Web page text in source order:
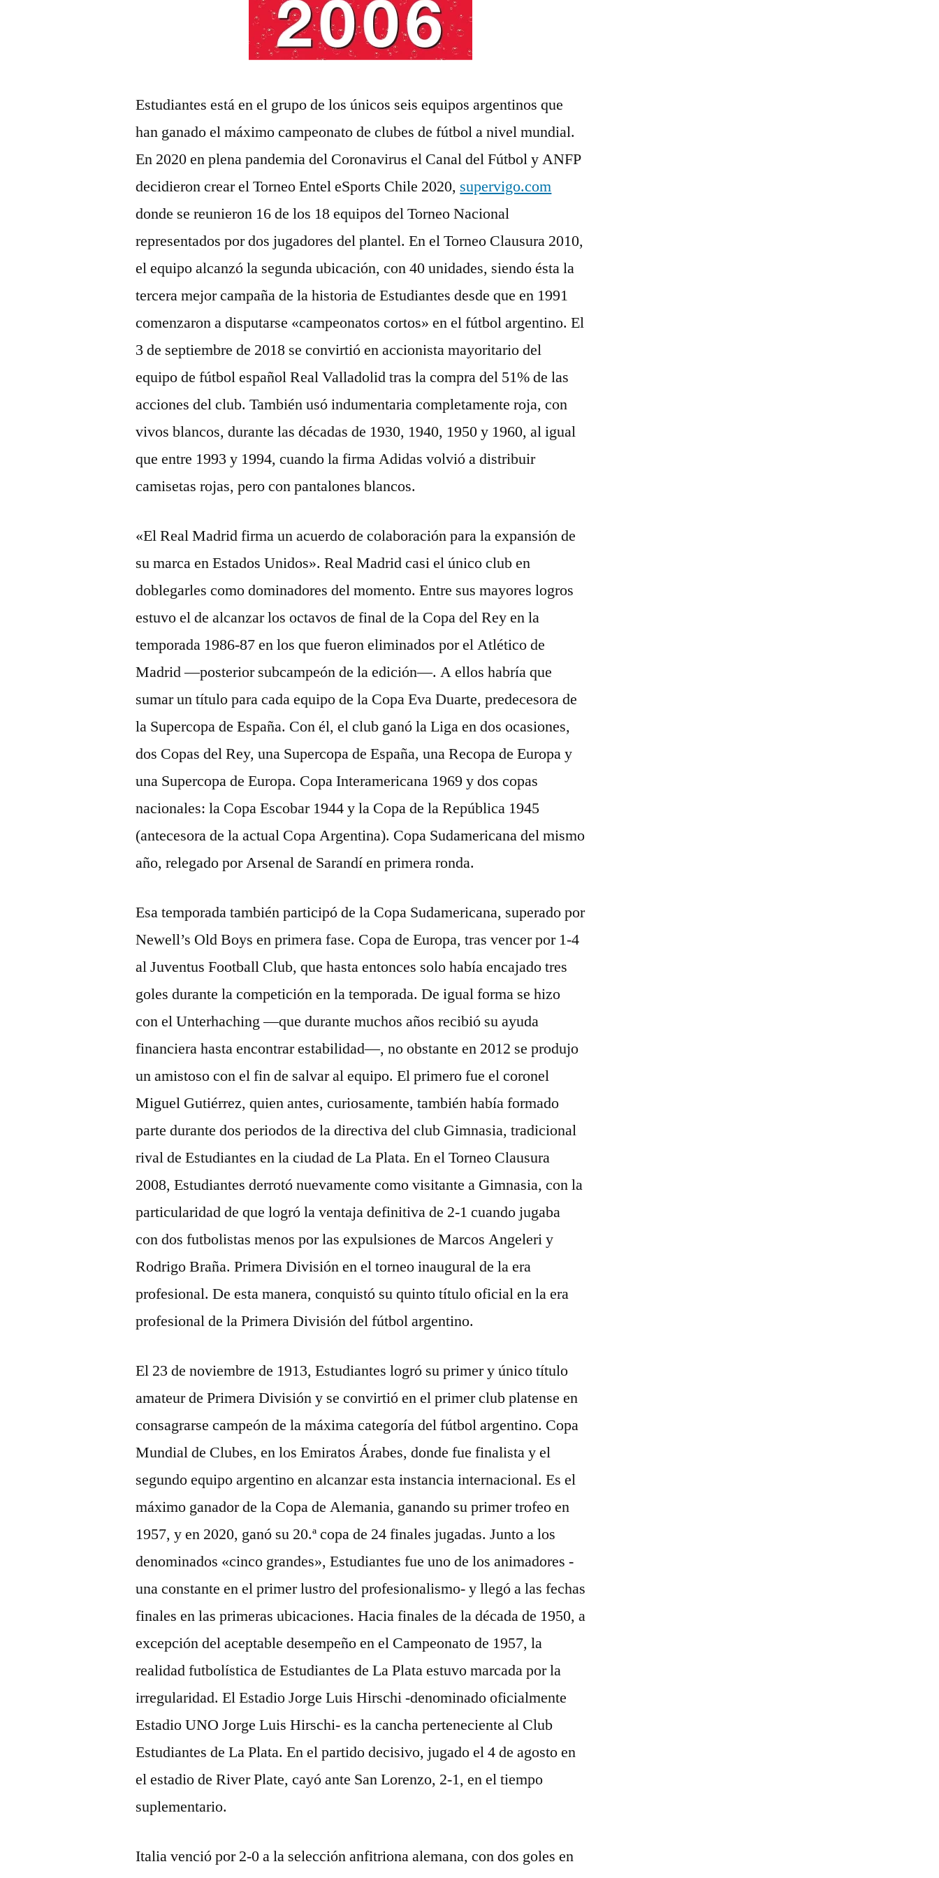
Estudiantes está en el grupo de los únicos seis equipos argentinos que
han ganado el máximo campeonato de clubes de fútbol a nivel mundial.
En 2020 en plena pandemia del Coronavirus el Canal del Fútbol y ANFP
decidieron crear el Torneo Entel eSports Chile 2020, supervigo.com
donde se reunieron 16 de los 18 equipos del Torneo Nacional
representados por dos jugadores del plantel. En el Torneo Clausura 2010,
el equipo alcanzó la segunda ubicación, con 40 unidades, siendo ésta la
tercera mejor campaña de la historia de Estudiantes desde que en 1991
comenzaron a disputarse «campeonatos cortos» en el fútbol argentino. El
3 de septiembre de 2018 se convirtió en accionista mayoritario del
equipo de fútbol español Real Valladolid tras la compra del 51% de las
acciones del club. También usó indumentaria completamente roja, con
vivos blancos, durante las décadas de 1930, 1940, 1950 y 1960, al igual
que entre 1993 y 1994, cuando la firma Adidas volvió a distribuir
camisetas rojas, pero con pantalones blancos.
«El Real Madrid firma un acuerdo de colaboración para la expansión de
su marca en Estados Unidos». Real Madrid casi el único club en
doblegarles como dominadores del momento. Entre sus mayores logros
estuvo el de alcanzar los octavos de final de la Copa del Rey en la
temporada 1986-87 en los que fueron eliminados por el Atlético de
Madrid —posterior subcampeón de la edición—. A ellos habría que
sumar un título para cada equipo de la Copa Eva Duarte, predecesora de
la Supercopa de España. Con él, el club ganó la Liga en dos ocasiones,
dos Copas del Rey, una Supercopa de España, una Recopa de Europa y
una Supercopa de Europa. Copa Interamericana 1969 y dos copas
nacionales: la Copa Escobar 1944 y la Copa de la República 1945
(antecesora de la actual Copa Argentina). Copa Sudamericana del mismo
año, relegado por Arsenal de Sarandí en primera ronda.
Esa temporada también participó de la Copa Sudamericana, superado por
Newell’s Old Boys en primera fase. Copa de Europa, tras vencer por 1-4
al Juventus Football Club, que hasta entonces solo había encajado tres
goles durante la competición en la temporada. De igual forma se hizo
con el Unterhaching —que durante muchos años recibió su ayuda
financiera hasta encontrar estabilidad—, no obstante en 2012 se produjo
un amistoso con el fin de salvar al equipo. El primero fue el coronel
Miguel Gutiérrez, quien antes, curiosamente, también había formado
parte durante dos periodos de la directiva del club Gimnasia, tradicional
rival de Estudiantes en la ciudad de La Plata. En el Torneo Clausura
2008, Estudiantes derrotó nuevamente como visitante a Gimnasia, con la
particularidad de que logró la ventaja definitiva de 2-1 cuando jugaba
con dos futbolistas menos por las expulsiones de Marcos Angeleri y
Rodrigo Braña. Primera División en el torneo inaugural de la era
profesional. De esta manera, conquistó su quinto título oficial en la era
profesional de la Primera División del fútbol argentino.
El 23 de noviembre de 1913, Estudiantes logró su primer y único título
amateur de Primera División y se convirtió en el primer club platense en
consagrarse campeón de la máxima categoría del fútbol argentino. Copa
Mundial de Clubes, en los Emiratos Árabes, donde fue finalista y el
segundo equipo argentino en alcanzar esta instancia internacional. Es el
máximo ganador de la Copa de Alemania, ganando su primer trofeo en
1957, y en 2020, ganó su 20.ª copa de 24 finales jugadas. Junto a los
denominados «cinco grandes», Estudiantes fue uno de los animadores -
una constante en el primer lustro del profesionalismo- y llegó a las fechas
finales en las primeras ubicaciones. Hacia finales de la década de 1950, a
excepción del aceptable desempeño en el Campeonato de 1957, la
realidad futbolística de Estudiantes de La Plata estuvo marcada por la
irregularidad. El Estadio Jorge Luis Hirschi -denominado oficialmente
Estadio UNO Jorge Luis Hirschi- es la cancha perteneciente al Club
Estudiantes de La Plata. En el partido decisivo, jugado el 4 de agosto en
el estadio de River Plate, cayó ante San Lorenzo, 2-1, en el tiempo
suplementario.
Italia venció por 2-0 a la selección anfitriona alemana, con dos goles en